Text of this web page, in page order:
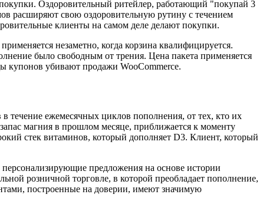
Оздоровительный ритейлер, работающий "покупай 3
расширяют свою оздоровительную рутину с течением
клиенты на самом деле делают покупки.
незаметно, когда корзина квалифицируется.
было свободным от трения. Цена пакета применяется
купонов убивают продажи WooCommerce.
течение ежемесячных циклов пополнения, от тех, кто их
магния в прошлом месяце, приближается к моменту
стек витаминов, который дополняет D3. Клиент, который
предложения на основе истории
розничной торговле, в которой преобладает пополнение,
построенные на доверии, имеют значимую